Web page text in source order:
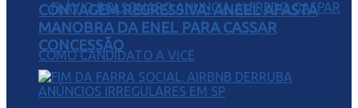
CONTAGEM REGRESSIVA: ANEEL AFASTA
MANOBRA DA ENEL PARA CASSAR
CONCESSÃO